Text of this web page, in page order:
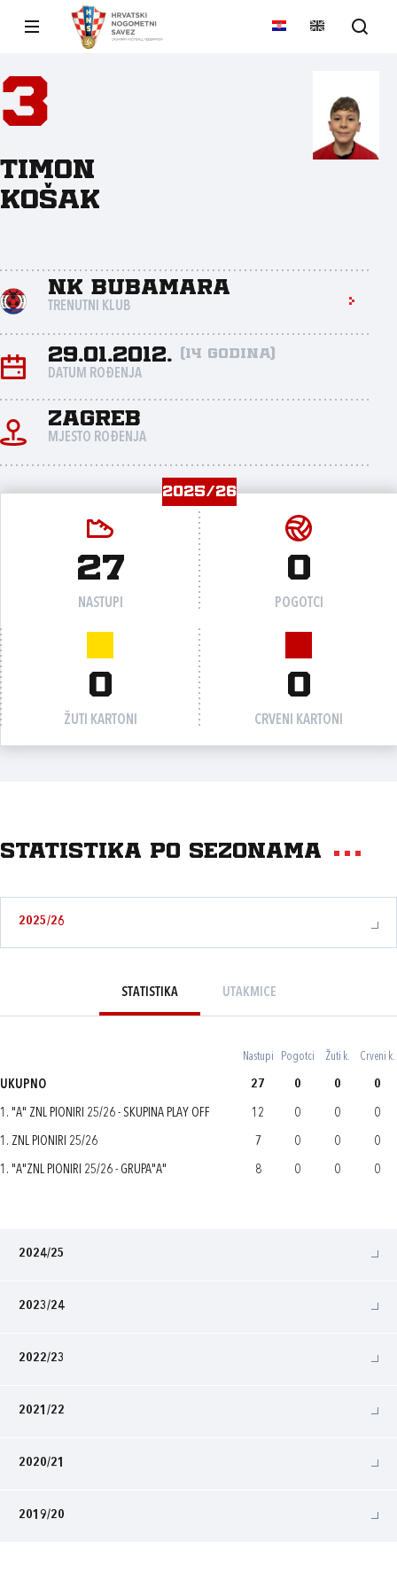
3
Timon
Košak
NK Bubamara
TRENUTNI KLUB
29.01.2012. (14 godina)
DATUM ROĐENJA
Zagreb
MJESTO ROĐENJA
2025/26
27
NASTUPI
0
POGOTCI
0
ŽUTI KARTONI
0
CRVENI KARTONI
Statistika po sezonama
2025/26
STATISTIKA UTAKMICE
Nastupi Pogotci Žuti k. Crveni k.
UKUPNO 27 0 0 0
1. "A" ZNL PIONIRI 25/26 - SKUPINA PLAY OFF 12 0 0 0
1. ZNL PIONIRI 25/26 7 0 0 0
1. "A"ZNL PIONIRI 25/26 - GRUPA"A" 8 0 0 0
2024/25
2023/24
2022/23
2021/22
2020/21
2019/20